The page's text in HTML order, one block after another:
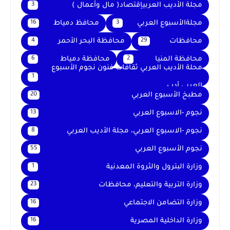
مجلة الأديب العربيإقتصاد( مال وأعمال ) 3
مجلةالأسبوع العربي 3 محافظ دمياط 16
محافظات 29 محافظة البحر الأحمر 4
محافظة المنيا 2 محافظة دمياط 6
محلة الأديب العربي ثقافات فنون نجوم الأسبوع
العربي أدب
1
مطبخ الأسبوع العربي 20
نجوم -الاسبوع العربي 13
نجوم -الاسبوع العربي، مجلة الأديب العربي 8
نجوم الأسبوع العربي 55
وزارة البترول والثروة المعدنية 1
وزارة التربية والتعليم، محافظات 23
وزارة التضامن الاجتماعي 16
وزارة الداخلية المصرية 16